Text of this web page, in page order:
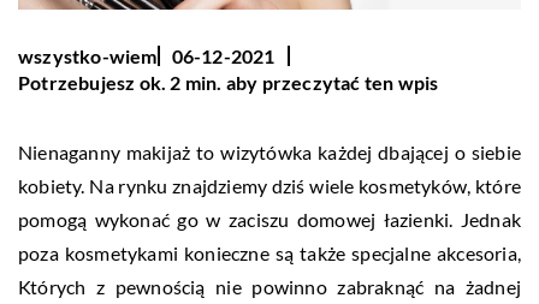
wszystko-wiem
06-12-2021
Potrzebujesz ok. 2 min. aby przeczytać ten wpis
Nienaganny makijaż to wizytówka każdej dbającej o siebie
kobiety. Na rynku znajdziemy dziś wiele kosmetyków, które
pomogą wykonać go w zaciszu domowej łazienki. Jednak
poza kosmetykami konieczne są także specjalne akcesoria,
Których z pewnością nie powinno zabraknąć na żadnej